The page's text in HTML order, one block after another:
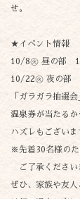
せ。
★イベント情報
10/8㊋ 昼の部
10/22㊋ 夜の部
「ガラガラ抽選
温泉券が当たるか
ハズレもございま
※先着30名様のた
ご了承ください
ぜひ、家族や友人